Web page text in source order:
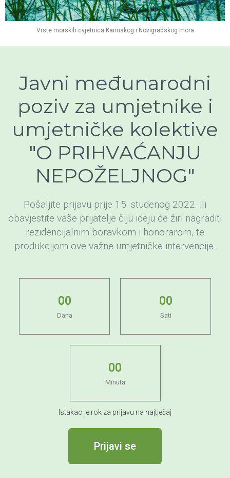
Vrste morskih cvjetnica Karinskog i Novigradskog mora
Javni međunarodni
poziv za umjetnike i
umjetničke kolektive
"O PRIHVAĆANJU
NEPOŽELJNOG"
Pošaljite prijavu prije 15. studenog 2022. ili
obavjestite vaše prijatelje čiju ideju će žiri nagraditi
rezidencijalnim boravkom i honorarom, te
produkcijom ove važne umjetničke intervencije.
00
Dana
00
Sati
00
Minuta
Istakao je rok za prijavu na najtječaj
Prijavi se